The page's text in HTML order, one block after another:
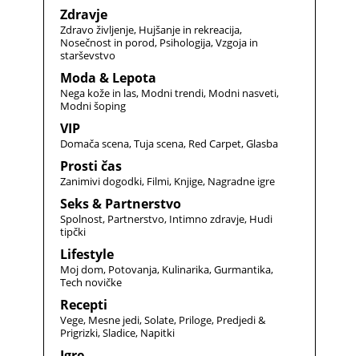
Zdravje
Zdravo življenje Hujšanje in rekreacija
Nosečnost in porod Psihologija Vzgoja in
starševstvo
Moda & Lepota
Nega kože in las Modni trendi Modni nasveti
Modni šoping
VIP
Domača scena Tuja scena Red Carpet Glasba
Prosti čas
Zanimivi dogodki Filmi Knjige Nagradne igre
Seks & Partnerstvo
Spolnost Partnerstvo Intimno zdravje Hudi
tipčki
Lifestyle
Moj dom Potovanja Kulinarika Gurmantika
Tech novičke
Recepti
Vege Mesne jedi Solate Priloge Predjedi &
Prigrizki Sladice Napitki